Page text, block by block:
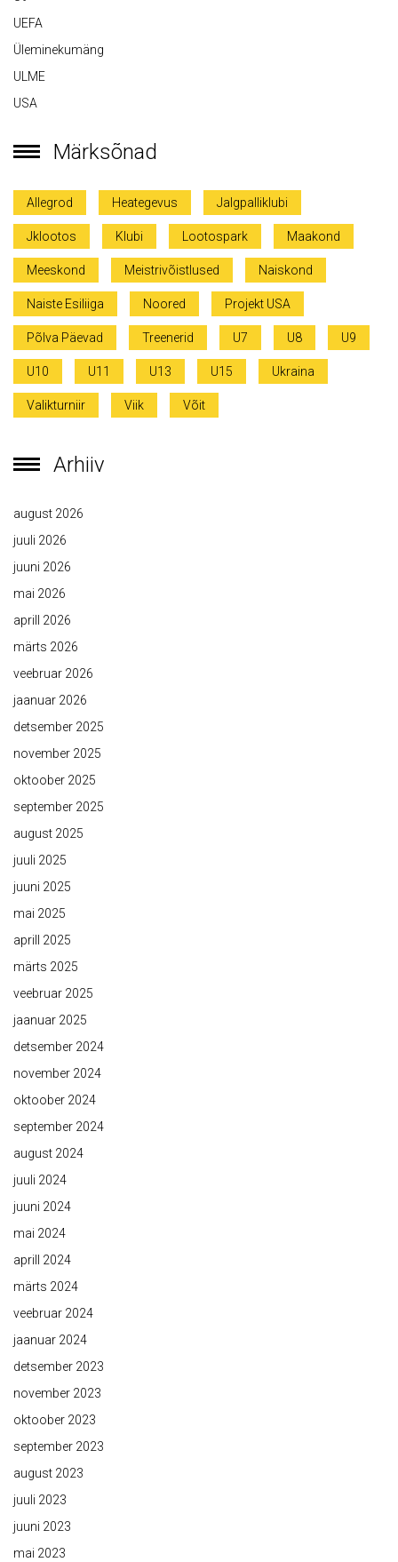
UEFA
Üleminekumäng
ULME
USA
Märksõnad
Allegrod Heategevus Jalgpalliklubi
Jklootos Klubi Lootospark Maakond
Meeskond Meistrivõistlused Naiskond
Naiste Esiliiga Noored Projekt USA
Põlva Päevad Treenerid U7 U8 U9
U10 U11 U13 U15 Ukraina
Valikturniir Viik Võit
Arhiiv
august 2026
juuli 2026
juuni 2026
mai 2026
aprill 2026
märts 2026
veebruar 2026
jaanuar 2026
detsember 2025
november 2025
oktoober 2025
september 2025
august 2025
juuli 2025
juuni 2025
mai 2025
aprill 2025
märts 2025
veebruar 2025
jaanuar 2025
detsember 2024
november 2024
oktoober 2024
september 2024
august 2024
juuli 2024
juuni 2024
mai 2024
aprill 2024
märts 2024
veebruar 2024
jaanuar 2024
detsember 2023
november 2023
oktoober 2023
september 2023
august 2023
juuli 2023
juuni 2023
mai 2023